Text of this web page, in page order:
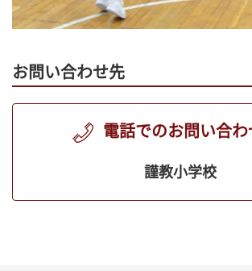
お問い合わせ先
電話でのお問い合わ
謹教小学校